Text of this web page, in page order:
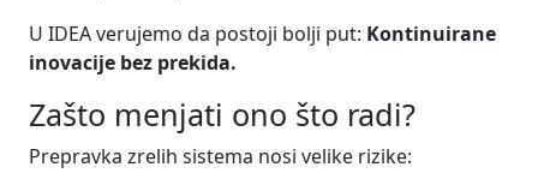
U IDEA verujemo da postoji bolji put: Kontinuirane
inovacije bez prekida.
Zašto menjati ono što radi?
Prepravka zrelih sistema nosi velike rizike: